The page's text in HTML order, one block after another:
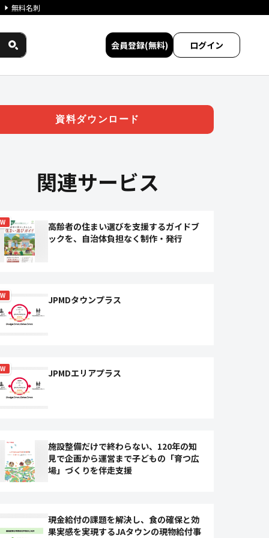
無料名刺
会員登録(無料) ログイン
資料ダウンロード
関連サービス
高齢者の住まい選びを支援するガイドブ
ックを、自治体負担なく制作・発行
JPMDタウンプラス
JPMDエリアプラス
施設整備だけで終わらない、120年の知
見で企画から運営まで子どもの「育つ広
場」づくりを伴走支援
現金給付の課題を解決し、食の確保と効
果実感を実現するJAタウンの現物給付事